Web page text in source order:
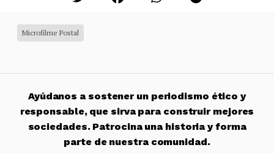
Microfilme Postal
Ayúdanos a sostener un periodismo ético y
responsable, que sirva para construir mejores
sociedades. Patrocina una historia y forma
parte de nuestra comunidad.